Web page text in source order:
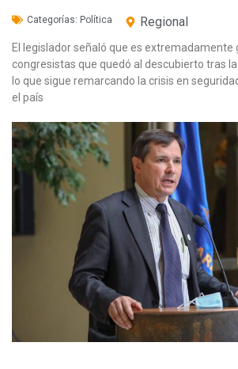
Categorías: Política Regional
El legislador señaló que es extremadamente
congresistas que quedó al descubierto tras
lo que sigue remarcando la crisis en
el país